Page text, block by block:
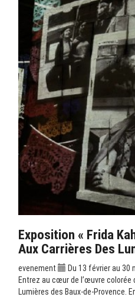
Exposition « Frida
Aux Carrières Des
evenement
Du 13 février au 30
Entrez au cœur de l’œuvre colorée
Lumières des Baux-de-Provence.